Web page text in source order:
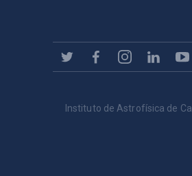
Instituto de Astrofísica de